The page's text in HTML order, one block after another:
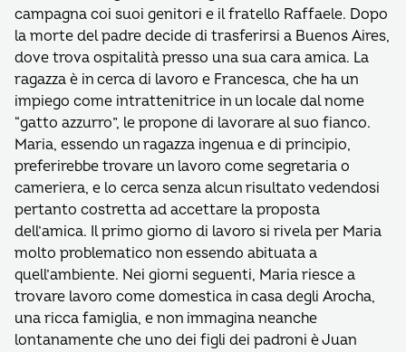
campagna coi suoi genitori e il fratello Raffaele. Dopo
la morte del padre decide di trasferirsi a Buenos Aires,
dove trova ospitalità presso una sua cara amica. La
ragazza è in cerca di lavoro e Francesca, che ha un
impiego come intrattenitrice in un locale dal nome
“gatto azzurro”, le propone di lavorare al suo fianco.
Maria, essendo un ragazza ingenua e di principio,
preferirebbe trovare un lavoro come segretaria o
cameriera, e lo cerca senza alcun risultato vedendosi
pertanto costretta ad accettare la proposta
dell’amica. Il primo giorno di lavoro si rivela per Maria
molto problematico non essendo abituata a
quell’ambiente. Nei giorni seguenti, Maria riesce a
trovare lavoro come domestica in casa degli Arocha,
una ricca famiglia, e non immagina neanche
lontanamente che uno dei figli dei padroni è Juan